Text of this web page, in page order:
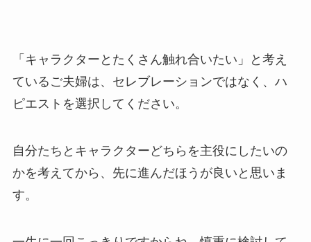
「キャラクターとたくさん触れ合いたい」と考え
ているご夫婦は、セレブレーションではなく、ハ
ピエストを選択してください。
自分たちとキャラクターどちらを主役にしたいの
かを考えてから、先に進んだほうが良いと思いま
す。